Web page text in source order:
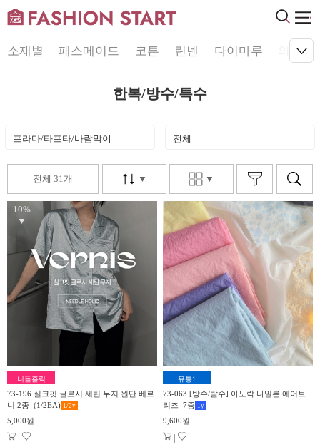
소재별 패스메이드 코튼 린넨 다이마루 의류원
한복/방수/특수
프라다/타프타/바람막이 전체
전체 31개 ▼ ▼
10%
▼
니들홀릭
73-196 실크핏 글로시 세틴 무지 원단 베르
니 2종_(1/2EA) 1/2y
5,000원
|
유통1
73-063 [방수/발수] 아노락 나일론 에어브
리즈_7종 1 y
9,600원
|